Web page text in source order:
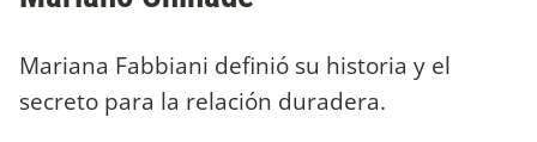
Mariana Fabbiani definió su historia y el
secreto para la relación duradera.